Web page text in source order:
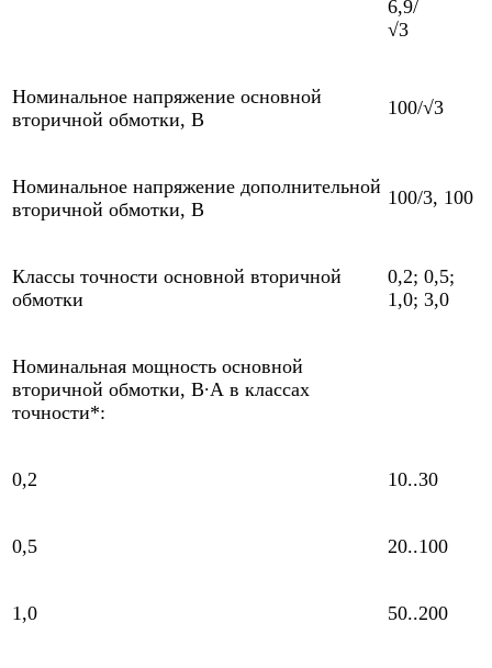
6,9/
√3
Номинальное напряжение основной
вторичной обмотки, В
100/√3
Номинальное напряжение дополнительной
вторичной обмотки, В
100/3, 100
Классы точности основной вторичной
обмотки
0,2; 0,5;
1,0; 3,0
Номинальная мощность основной
вторичной обмотки, В∙А в классах
точности*:
0,2 10..30
0,5 20..100
1,0 50..200